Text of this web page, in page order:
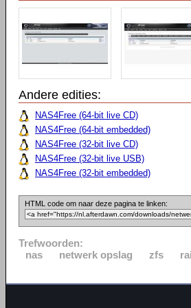
Andere edities:
NAS4Free (64-bit live CD)
NAS4Free (64-bit embedded)
NAS4Free (32-bit live CD)
NAS4Free (32-bit live USB)
NAS4Free (32-bit embedded)
HTML code om naar deze pagina te linken:
Trefwoorden:
nas
netwerk opslag zfs